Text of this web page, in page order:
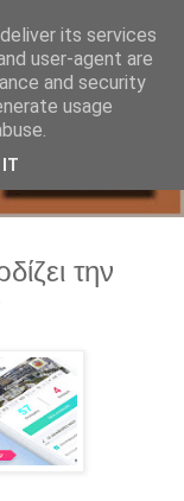
την
its services
user-agent are
and security
usage
IT